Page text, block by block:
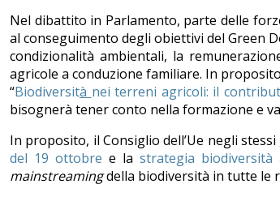
Nel dibattito in Parlamento, parte delle
al conseguimento degli obiettivi del Green
condizionalità ambientali, la
agricole a conduzione familiare. In
“Biodiversità nei terreni agricoli: il
bisognerà tener conto nella formazione e
In proposito, il Consiglio dell’Ue negli
del 19 ottobre e la strategia
mainstreamingdella biodiversità in tutte le